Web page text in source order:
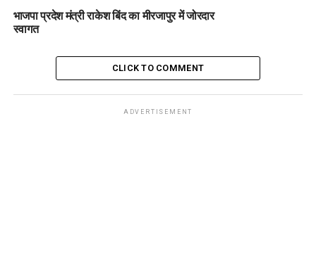
भाजपा प्रदेश मंत्री राकेश बिंद का मीरजापुर में जोरदार
स्वागत
CLICK TO COMMENT
ADVERTISEMENT